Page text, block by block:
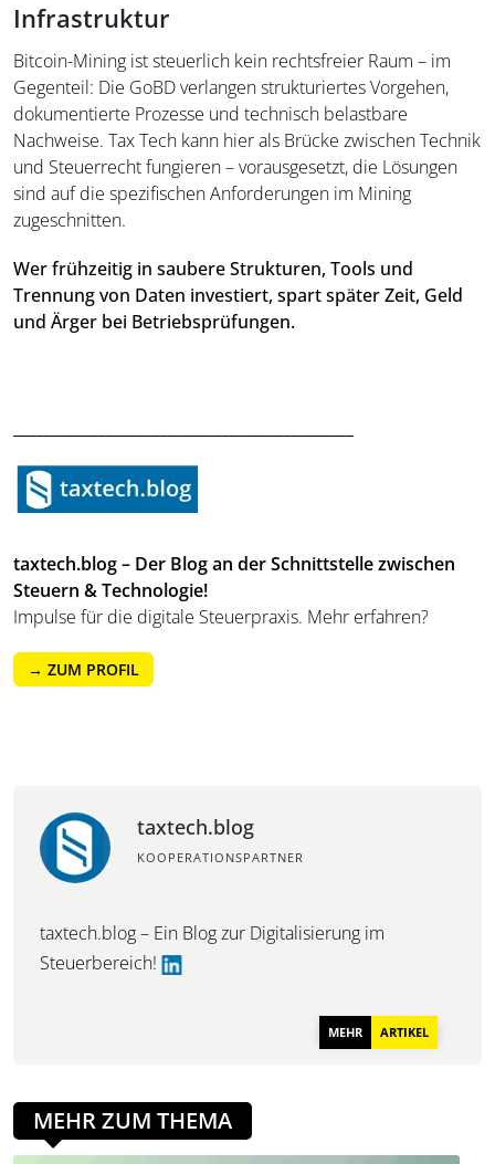
Infrastruktur
Bitcoin-Mining ist steuerlich kein rechtsfreier Raum – im
Gegenteil: Die GoBD verlangen strukturiertes Vorgehen,
dokumentierte Prozesse und technisch belastbare
Nachweise. Tax Tech kann hier als Brücke zwischen Technik
und Steuerrecht fungieren – vorausgesetzt, die Lösungen
sind auf die spezifischen Anforderungen im Mining
zugeschnitten.
Wer frühzeitig in saubere Strukturen, Tools und
Trennung von Daten investiert, spart später Zeit, Geld
und Ärger bei Betriebsprüfungen.
taxtech.blog – Der Blog an der Schnittstelle zwischen
Steuern & Technologie!
Impulse für die digitale Steuerpraxis. Mehr erfahren?
→ ZUM PROFIL
taxtech.blog
KOOPERATIONSPARTNER
taxtech.blog – Ein Blog zur Digitalisierung im
Steuerbereich!
MEHR ARTIKEL
MEHR ZUM THEMA